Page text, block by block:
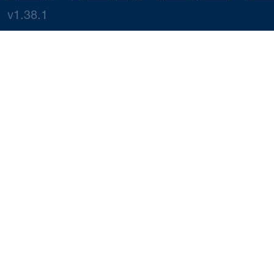
v1.38.1